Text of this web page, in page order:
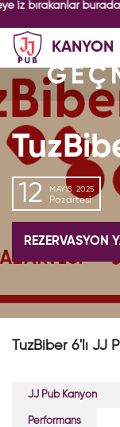
iz bırakanlar
KANYON
12 MAYIS 2025
Pazartesi
REZERVASYON
TuzBiber 6'lı JJ
JJ Pub Kanyon
Performans